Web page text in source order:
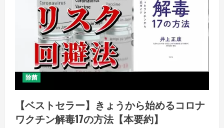
除菌
【ベストセラー】きょうから始めるコロナ
ワクチン解毒17の方法【本要約】